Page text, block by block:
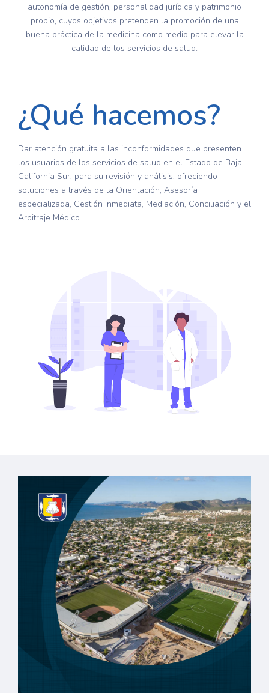
autonomía de gestión, personalidad jurídica y patrimonio
propio, cuyos objetivos pretenden la promoción de una
buena práctica de la medicina como medio para elevar la
calidad de los servicios de salud.
¿Qué hacemos?
Dar atención gratuita a las inconformidades que presenten
los usuarios de los servicios de salud en el Estado de Baja
California Sur, para su revisión y análisis, ofreciendo
soluciones a través de la Orientación, Asesoría
especializada, Gestión inmediata, Mediación, Conciliación y el
Arbitraje Médico.